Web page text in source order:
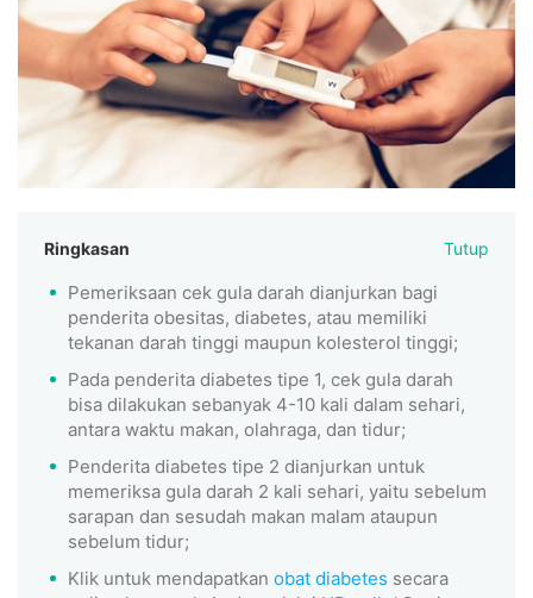
Ringkasan Tutup
Pemeriksaan cek gula darah dianjurkan bagi
penderita obesitas, diabetes, atau memiliki
tekanan darah tinggi maupun kolesterol tinggi;
Pada penderita diabetes tipe 1, cek gula darah
bisa dilakukan sebanyak 4-10 kali dalam sehari,
antara waktu makan, olahraga, dan tidur;
Penderita diabetes tipe 2 dianjurkan untuk
memeriksa gula darah 2 kali sehari, yaitu sebelum
sarapan dan sesudah makan malam ataupun
sebelum tidur;
Klik untuk mendapatkan obat diabetes secara